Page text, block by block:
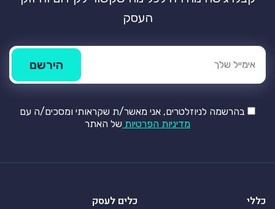
העסק
בהרשמה לניוזלטרים, אני מאשר/ת שקראותי ומסכים/ה עם
מדיניות הפרטיות של האתר
כללי כלים לעסק